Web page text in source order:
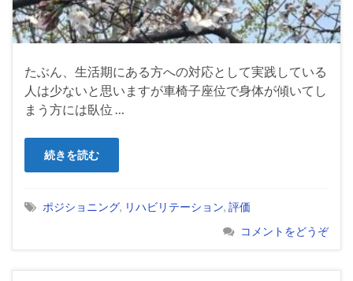
たぶん、生活期にある方への対応として実践している
人は少ないと思いますが車椅子座位で身体が傾いてし
まう方には臥位 …
続きを読む
ポジショニング, リハビリテーション, 評価
コメントをどうぞ